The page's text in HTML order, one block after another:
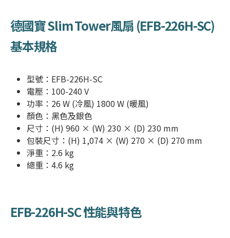
德國寶 Slim Tower風扇 (EFB-226H-SC)
基本規格
型號： EFB-226H-SC
電壓：100-240 V
功率：26 W (冷風) 1800 W (暖風)
顏色：黑色及銀色
尺寸：(H) 960 × (W) 230 × (D) 230 mm
包裝尺寸：(H) 1,074 × (W) 270 × (D) 270 mm
淨重：2.6 kg
總重：4.6 kg
EFB-226H-SC性能與特色